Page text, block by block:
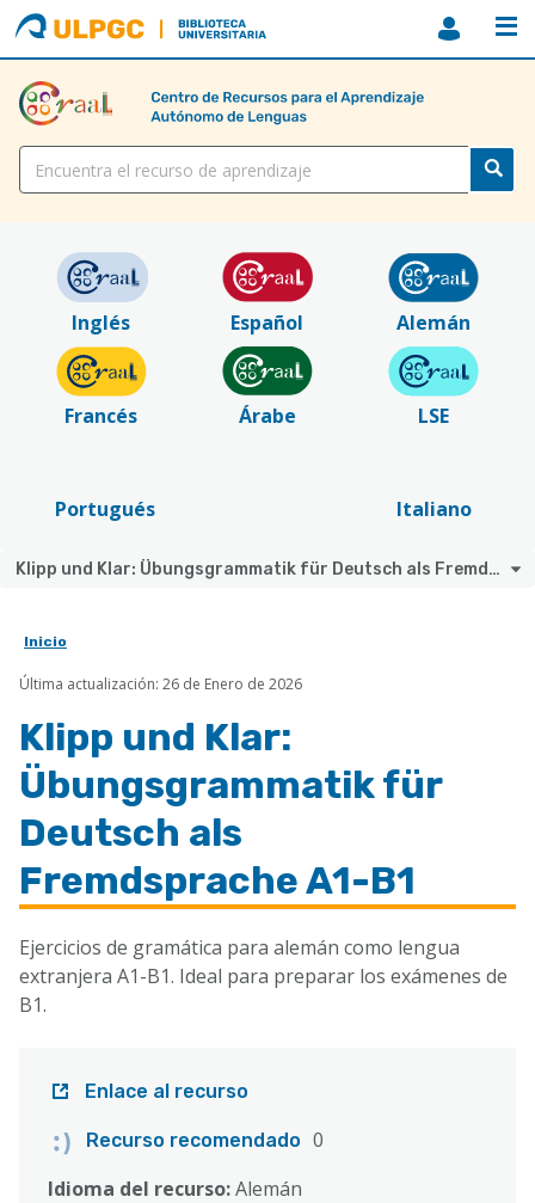
ULPGC
Biblioteca
ULPGC
Título
Inglés Español Alemán
Francés Árabe LSE
Portugués Italiano
Klipp und Klar: Übungsgrammatik für Deutsch als Fremdsprache A1-B1
Sobrescribir
enlaces
de
ayuda
a
la
navegación
Inicio
Última actualización: 26 de Enero de 2026
Klipp und Klar:
Übungsgrammatik für
Deutsch als
Fremdsprache A1-B1
Ejercicios de gramática para alemán como lengua
extranjera A1-B1. Ideal para preparar los exámenes de
B1.
Enlace al recurso
Recurso recomendado 0
Idioma del recurso:Alemán